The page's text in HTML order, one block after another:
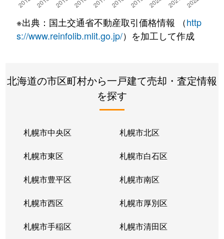
※出典：国土交通省不動産取引価格情報 （http
s://www.reinfolib.mlit.go.jp/）を加工して作成
北海道の市区町村から一戸建て売却・査定情報
を探す
札幌市中央区 札幌市北区
札幌市東区 札幌市白石区
札幌市豊平区 札幌市南区
札幌市西区 札幌市厚別区
札幌市手稲区 札幌市清田区